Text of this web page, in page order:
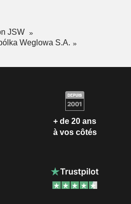
JSW
Weglowa S.A.
+ de 20 ans
à vos côtés